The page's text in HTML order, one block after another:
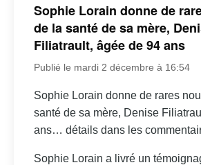
Sophie Lorain donne de
de la santé de sa mère,
Filiatrault, âgée de 94 ans
Publié le mardi 2 décembre à 16:54
Sophie Lorain donne de rares
santé de sa mère, Denise
ans… détails dans les
Sophie Lorain a livré un